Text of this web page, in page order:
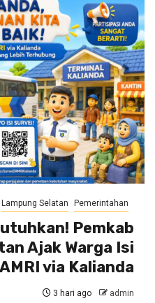
Lampung Selatan Pemerintahan
Pemkab
Ajak Warga Isi
via Kalianda
3 hari ago admin